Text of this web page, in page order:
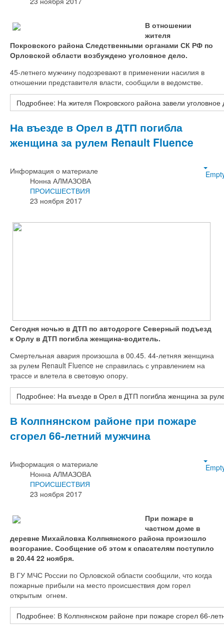
В отношении
жителя
Покровского района Следственными органами СК РФ по
Орловской области возбуждено уголовное дело.
45-летнего мужчину подозревают в применении насилия в
отношении представителя власти, сообщили в ведомстве.
Подробнее: На жителя Покровского района завели уголовное
На въезде в Орел в ДТП погибла
женщина за рулем Renault Fluence
Информация о материале
Нонна АЛМАЗОВА
ПРОИСШЕСТВИЯ
23 ноября 2017
Сегодня ночью в ДТП по автодороге Северный подъезд
к Орлу в ДТП погибла женщина-водитель.
Смертельная авария произошла в 00.45. 44-летняя женщина
за рулем Renault Fluence не справилась с управлением на
трассе и влетела в световую опору.
Подробнее: На въезде в Орел в ДТП погибла женщина за
В Колпнянском районе при пожаре
сгорел 66-летний мужчина
Информация о материале
Нонна АЛМАЗОВА
ПРОИСШЕСТВИЯ
23 ноября 2017
При пожаре в
частном доме в
деревне Михайловка Колпнянского района произошло
возгорание. Сообщение об этом к спасателям поступило
в 20.44 22 ноября.
В ГУ МЧС России по Орловской области сообщили, что когда
пожарные прибыли на место происшествия дом горел
открытым огнем.
Подробнее: В Колпнянском районе при пожаре сгорел 66-